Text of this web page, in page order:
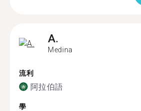
A.
Medina
流利
阿拉伯語
學